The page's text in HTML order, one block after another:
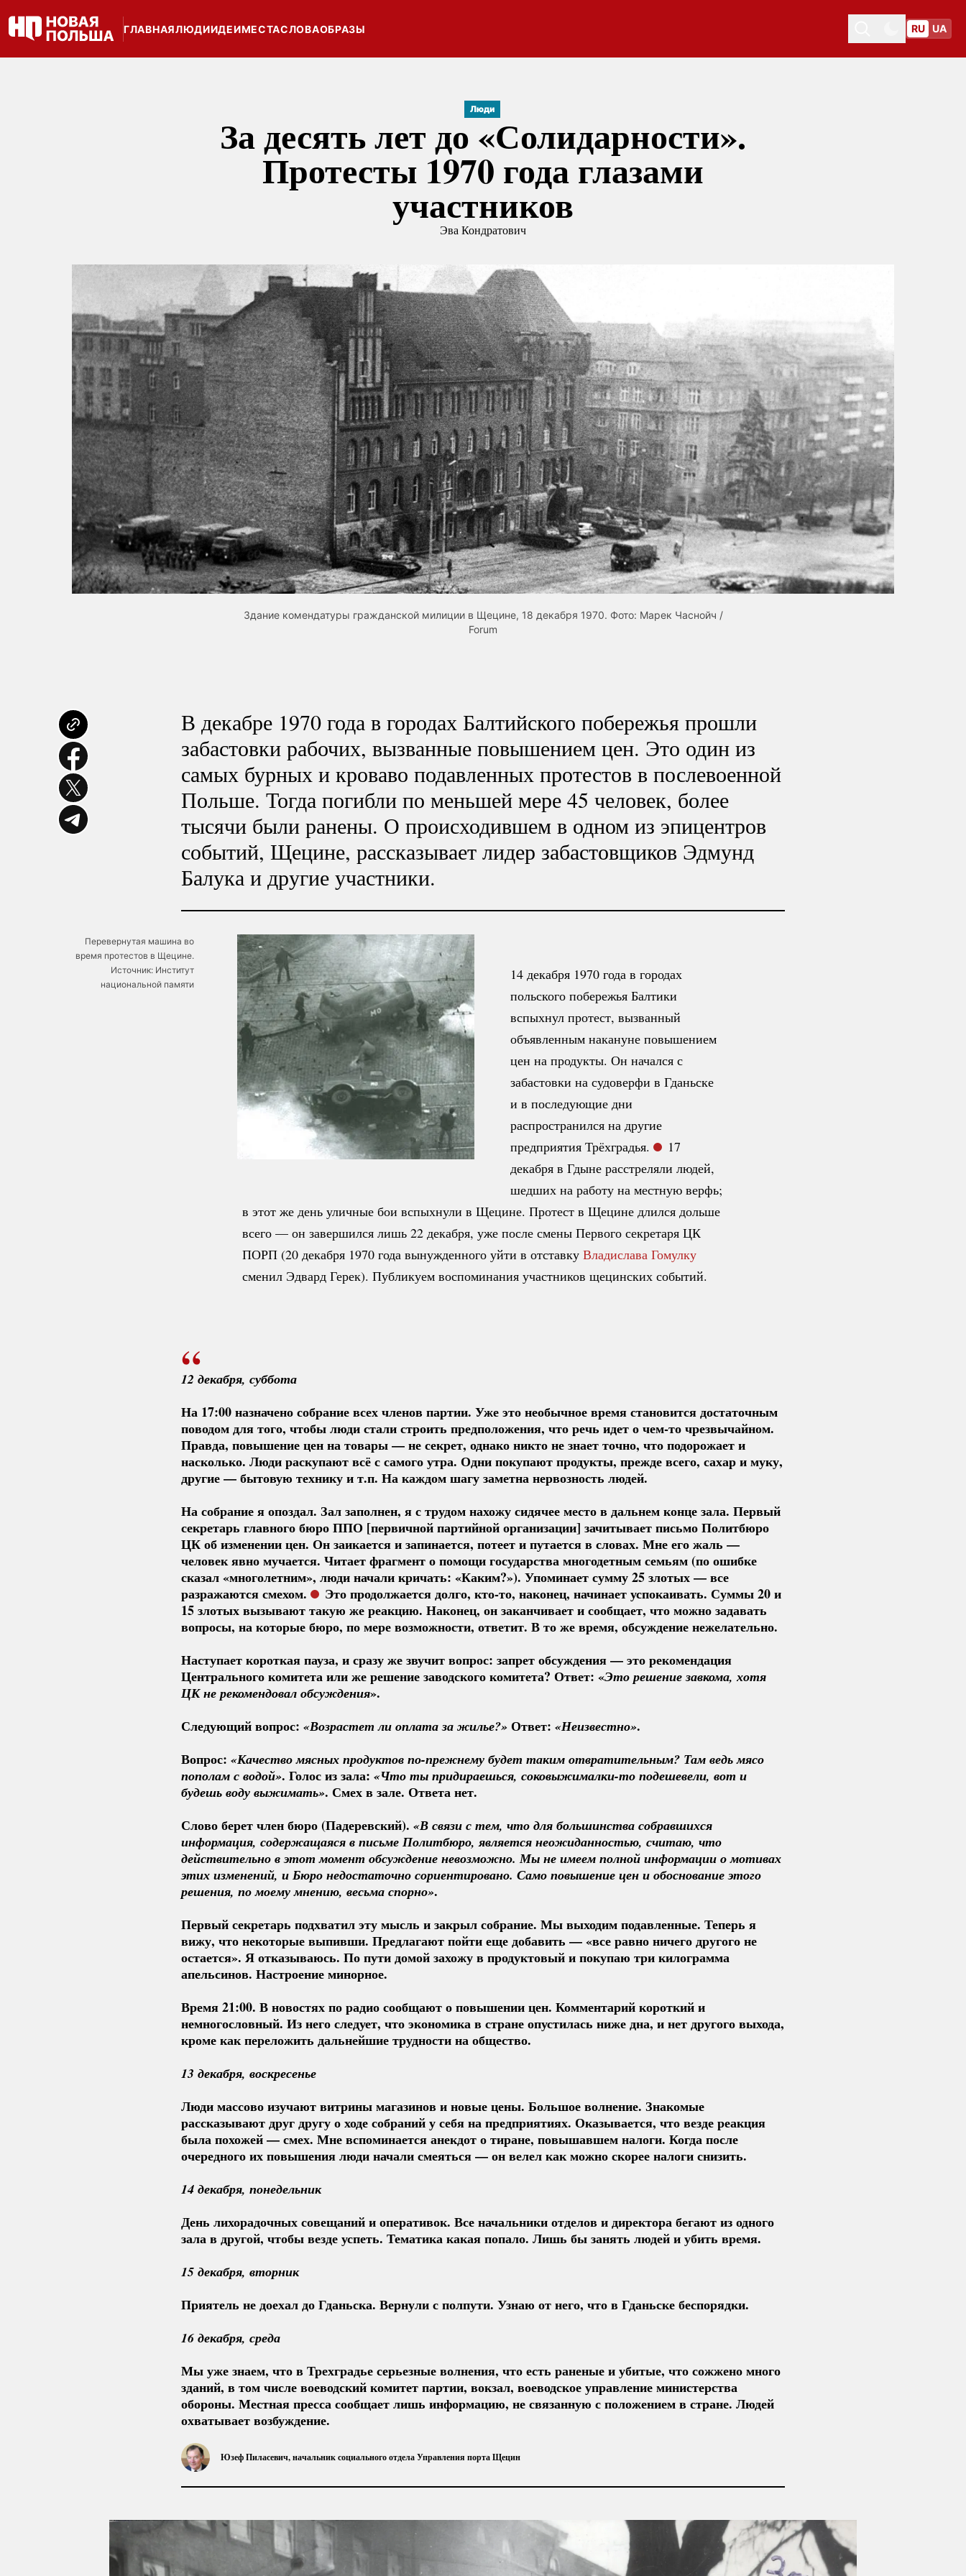
ГЛАВНАЯЛЮДИИДЕИМЕСТАСЛОВАОБРАЗЫ
Toggle themeToggle theme
RU UA
Люди
За десять лет до «Солидарности».
Протесты 1970 года глазами
участников
Эва Кондратович
Здание комендатуры гражданской милиции в Щецине, 18 декабря 1970. Фото: Марек Часнойч /
Forum
В декабре 1970 года в городах Балтийского побережья прошли
забастовки рабочих, вызванные повышением цен. Это один из
самых бурных и кроваво подавленных протестов в послевоенной
Польше. Тогда погибли по меньшей мере 45 человек, более
тысячи были ранены. О происходившем в одном из эпицентров
событий, Щецине, рассказывает лидер забастовщиков Эдмунд
Балука и другие участники.
Перевернутая машина во
время протестов в Щецине.
Источник: Институт
национальной памяти
14 декабря 1970 года в городах
польского побережья Балтики
вспыхнул протест, вызванный
объявленным накануне повышением
цен на продукты. Он начался с
забастовки на судоверфи в Гданьске
и в последующие дни
распространился на другие
предприятия Трёхградья.
17
декабря в Гдыне расстреляли людей,
шедших на работу на местную верфь;
в этот же день уличные бои вспыхнули в Щецине. Протест в Щецине длился дольше
всего — он завершился лишь 22 декабря, уже после смены Первого секретаря ЦК
ПОРП (20 декабря 1970 года вынужденного уйти в отставку Владислава Гомулку
сменил Эдвард Герек). Публикуем воспоминания участников щецинских событий.
Юзеф Пиласевич, начальник социального отдела Управления порта Щецин
12 декабря, суббота
На 17:00 назначено собрание всех членов партии. Уже это необычное время становится достаточным
поводом для того, чтобы люди стали строить предположения, что речь идет очем-точрезвычайном.
Правда, повышение цен на товары — не секрет, однако никто не знает точно, что подорожает и
насколько. Люди раскупают всё с самого утра. Одни покупают продукты, прежде всего, сахар и муку,
другие — бытовую технику и т.п. На каждом шагу заметна нервозность людей.
На собрание я опоздал. Зал заполнен, я с трудом нахожу сидячее место в дальнем конце зала. Первый
секретарь главного бюро ППО [первичной партийной организации] зачитывает письмо Политбюро
ЦК об изменении цен. Он заикается и запинается, потеет и путается в словах. Мне его жаль —
человек явно мучается. Читает фрагмент о помощи государства многодетным семьям (по ошибке
сказал «многолетним», люди начали кричать: «Каким?»). Упоминает сумму 25 злотых — все
разражаются смехом.
Это продолжается долго, кто-то, наконец, начинает успокаивать. Суммы 20 и
15 злотых вызывают такую же реакцию. Наконец, он заканчивает и сообщает, что можно задавать
вопросы, на которые бюро, по мере возможности, ответит. В то же время, обсуждение нежелательно.
Наступает короткая пауза, и сразу же звучит вопрос: запрет обсуждения — это рекомендация
Центрального комитета или же решение заводского комитета? Ответ: «Это решение завкома, хотя
ЦК не рекомендовал обсуждения».
Следующий вопрос: «Возрастет ли оплата за жилье?» Ответ: «Неизвестно».
Вопрос: «Качество мясных продуктов по-прежнему будет таким отвратительным? Там ведь мясо
пополам с водой». Голос из зала: «Что ты придираешься, соковыжималки-то подешевели, вот и
будешь воду выжимать». Смех в зале. Ответа нет.
Слово берет член бюро (Падеревский). «В связи с тем, что для большинства собравшихся
информация, содержащаяся в письме Политбюро, является неожиданностью, считаю, что
действительно в этот момент обсуждение невозможно. Мы не имеем полной информации о мотивах
этих изменений, и Бюро недостаточно сориентировано. Само повышение цен и обоснование этого
решения, по моему мнению, весьма спорно».
Первый секретарь подхватил эту мысль и закрыл собрание. Мы выходим подавленные. Теперь я
вижу, что некоторые выпивши. Предлагают пойти еще добавить — «все равно ничего другого не
остается». Я отказываюсь. По пути домой захожу в продуктовый и покупаю три килограмма
апельсинов. Настроение минорное.
Время 21:00. В новостях по радио сообщают о повышении цен. Комментарий короткий и
немногословный. Из него следует, что экономика в стране опустилась ниже дна, и нет другого выхода,
кроме как переложить дальнейшие трудности на общество.
13 декабря, воскресенье
Люди массово изучают витрины магазинов и новые цены. Большое волнение. Знакомые
рассказывают друг другу о ходе собраний у себя на предприятиях. Оказывается, что везде реакция
была похожей — смех. Мне вспоминается анекдот о тиране, повышавшем налоги. Когда после
очередного их повышения люди начали смеяться — он велел как можно скорее налоги снизить.
14 декабря, понедельник
День лихорадочных совещаний и оперативок. Все начальники отделов и директора бегают из одного
зала в другой, чтобы везде успеть. Тематика какая попало. Лишь бы занять людей и убить время.
15 декабря, вторник
Приятель не доехал до Гданьска. Вернули с полпути. Узнаю от него, что в Гданьске беспорядки.
16 декабря, среда
Мы уже знаем, что в Трехградье серьезные волнения, что есть раненые и убитые, что сожжено много
зданий, в том числе воеводский комитет партии, вокзал, воеводское управление министерства
обороны. Местная пресса сообщает лишь информацию, не связанную с положением в стране. Людей
охватывает возбуждение.